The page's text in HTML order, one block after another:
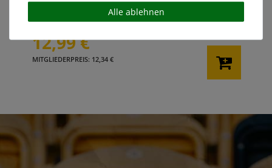
12,99 €
MITGLIEDERPREIS: 12,34 €
Alle ablehnen